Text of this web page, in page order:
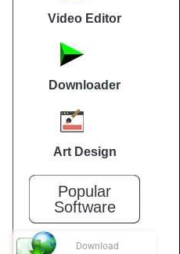
Video Editor
Downloader
Art Design
Popular
Software
Download